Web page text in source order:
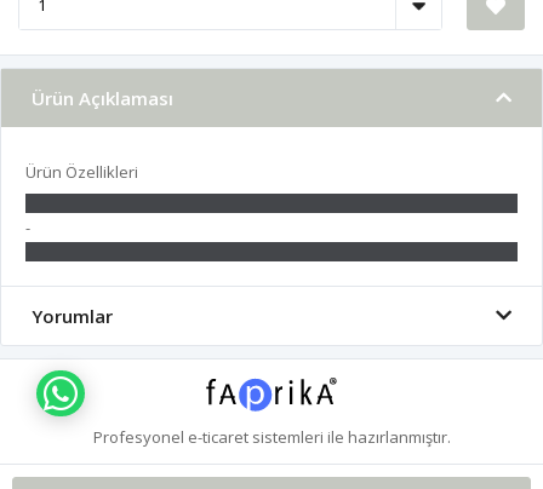
Ürün Açıklaması
Ürün Özellikleri
-
Yorumlar
Profesyonel e-ticaretsistemleri ile hazırlanmıştır.
WHATSAPP İLE BİLGİ AL